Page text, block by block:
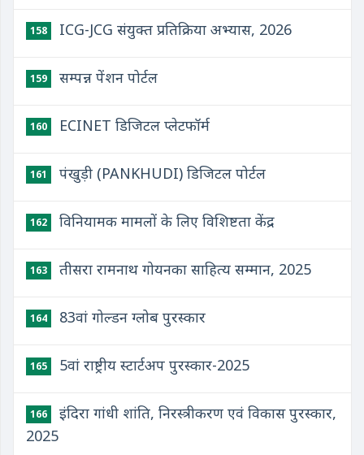
158 ICG-JCG संयुक्‍त प्रतिक्रिया अभ्‍यास, 2026
159 सम्पन्न पेंशन पोर्टल
160 ECINET डिजिटल प्लेटफॉर्म
161 पंखुड़ी (PANKHUDI) डिजिटल पोर्टल
162 विनियामक मामलों के लिए विशिष्टता केंद्र
163 तीसरा रामनाथ गोयनका साहित्य सम्मान, 2025
164 83वां गोल्डन ग्लोब पुरस्कार
165 5वां राष्ट्रीय स्टार्टअप पुरस्कार-2025
166
इंदिरा गांधी शांति, निरस्त्रीकरण एवं विकास पुरस्कार,
2025